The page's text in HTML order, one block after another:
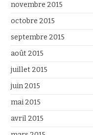
novembre 2015
octobre 2015
septembre 2015
août 2015
juillet 2015
juin 2015
mai 2015
avril 2015